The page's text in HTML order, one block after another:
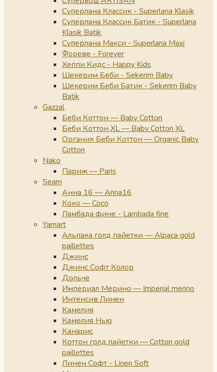
Суперлана Классик - Superlana Klasik
Суперлана Классик Батик - Superlana
Klasik Batik
Суперлана Макси - Superlana Maxi
Фореве - Forever
Хеппи Кидс - Happy Kids
Шекерим Беби - Sekerim Baby
Шекерим Беби Батик - Sekerim Baby
Batik
Gazzal
Беби Коттон — Baby Cotton
Беби Коттон XL — Baby Cotton XL
Органик Беби Коттон — Organic Baby
Cotton
Nako
Париж — Paris
Seam
Анна 16 — Anna16
Коко — Coco
Ламбада фине - Lambada fine
Yarnart
Альпака голд пайетки — Alpaca gold
paillettes
Джинс
Джинс Софт Колор
Дольче
Империал Мерино — Imperial merino
Интенсив Линен
Камелия
Камелия Нью
Канарис
Коттон голд пайетки — Cotton gold
paillettes
Линен Софт - Linen Soft